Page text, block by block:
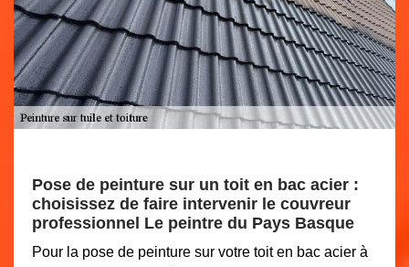
Pose de peinture sur un toit en bac acier :
choisissez de faire intervenir le couvreur
professionnel Le peintre du Pays Basque
Pour la pose de peinture sur votre toit en bac acier à